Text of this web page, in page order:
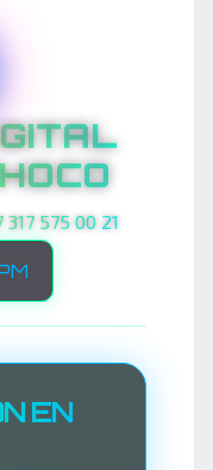
575 00 21
EN